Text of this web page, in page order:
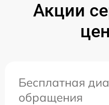
Акции
Бесплатная
обращения